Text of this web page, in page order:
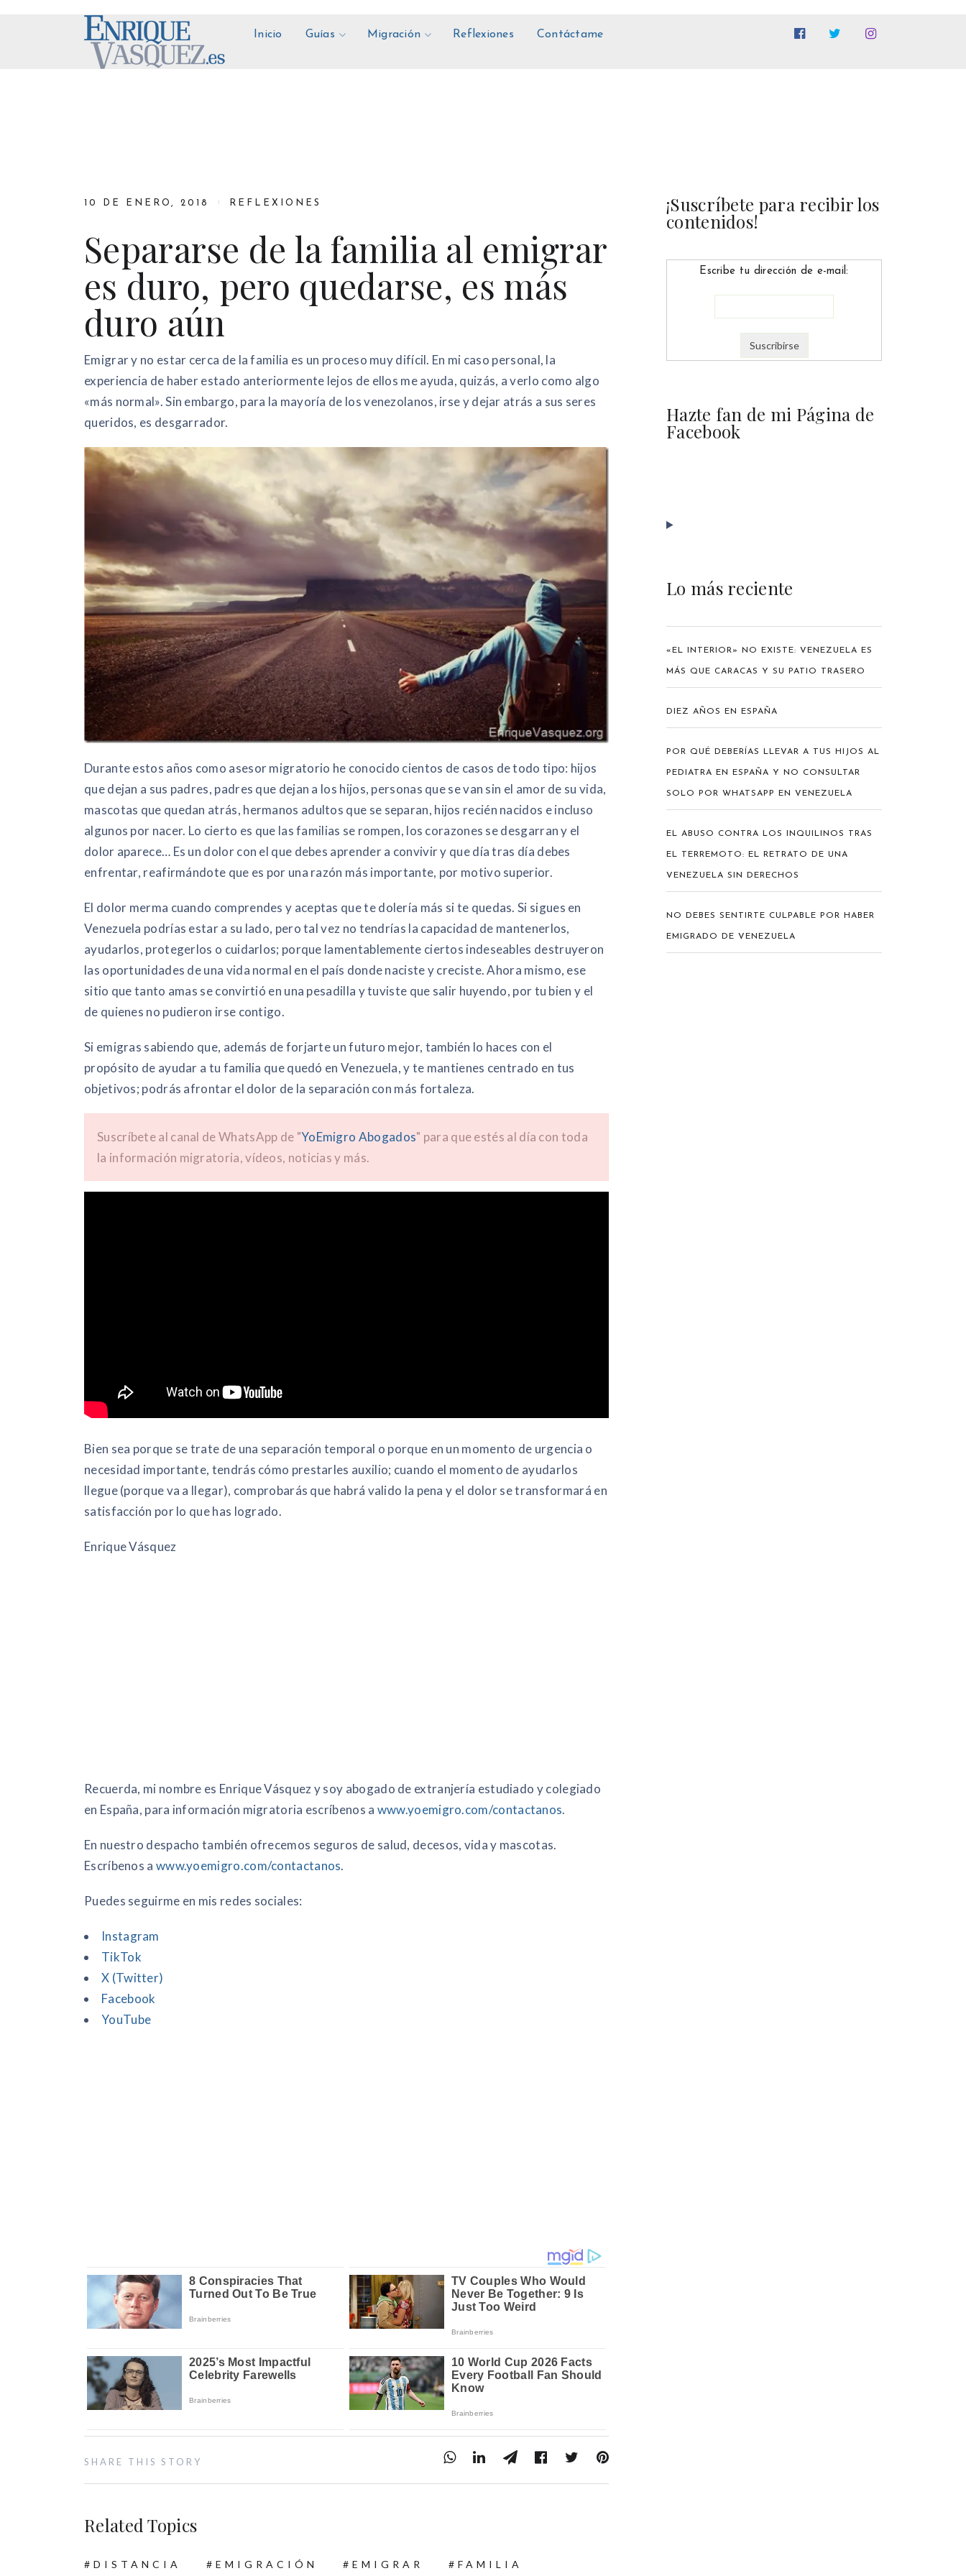
Inicio Guías Migración Reflexiones Contáctame
10 DE ENERO, 2018 REFLEXIONES
Separarse de la familia al emigrar
es duro, pero quedarse, es más
duro aún
Emigrar y no estar cerca de la familia es un proceso muy difícil. En mi caso personal, la
experiencia de haber estado anteriormente lejos de ellos me ayuda, quizás, a verlo como algo
«más normal». Sin embargo, para la mayoría de los venezolanos, irse y dejar atrás a sus seres
queridos, es desgarrador.
Durante estos años como asesor migratorio he conocido cientos de casos de todo tipo: hijos
que dejan a sus padres, padres que dejan a los hijos, personas que se van sin el amor de su vida,
mascotas que quedan atrás, hermanos adultos que se separan, hijos recién nacidos e incluso
algunos por nacer. Lo cierto es que las familias se rompen, los corazones se desgarran y el
dolor aparece… Es un dolor con el que debes aprender a convivir y que día tras día debes
enfrentar, reafirmándote que es por una razón más importante, por motivo superior.
El dolor merma cuando comprendes y aceptas que te dolería más si te quedas. Si sigues en
Venezuela podrías estar a su lado, pero tal vez no tendrías la capacidad de mantenerlos,
ayudarlos, protegerlos o cuidarlos; porque lamentablemente ciertos indeseables destruyeron
las oportunidades de una vida normal en el país donde naciste y creciste. Ahora mismo, ese
sitio que tanto amas se convirtió en una pesadilla y tuviste que salir huyendo, por tu bien y el
de quienes no pudieron irse contigo.
Si emigras sabiendo que, además de forjarte un futuro mejor, también lo haces con el
propósito de ayudar a tu familia que quedó en Venezuela, y te mantienes centrado en tus
objetivos; podrás afrontar el dolor de la separación con más fortaleza.
Suscríbete al canal de WhatsApp de "YoEmigro Abogados" para que estés al día con toda
la información migratoria, vídeos, noticias y más.
Bien sea porque se trate de una separación temporal o porque en un momento de urgencia o
necesidad importante, tendrás cómo prestarles auxilio; cuando el momento de ayudarlos
llegue (porque va a llegar), comprobarás que habrá valido la pena y el dolor se transformará en
satisfacción por lo que has logrado.
Enrique Vásquez
Recuerda, mi nombre es Enrique Vásquez y soy abogado de extranjería estudiado y colegiado
en España, para información migratoria escríbenos a www.yoemigro.com/contactanos.
En nuestro despacho también ofrecemos seguros de salud, decesos, vida y mascotas.
Escríbenos a www.yoemigro.com/contactanos.
Puedes seguirme en mis redes sociales:
Instagram
TikTok
X (Twitter)
Facebook
YouTube
SHARE THIS STORY
Related Topics
DISTANCIA EMIGRACIÓN EMIGRAR FAMILIA
¡Suscríbete para recibir los
contenidos!
Escribe tu dirección de e-mail:
Hazte fan de mi Página de
Facebook
Lo más reciente
«EL INTERIOR» NO EXISTE: VENEZUELA ES
MÁS QUE CARACAS Y SU PATIO TRASERO
DIEZ AÑOS EN ESPAÑA
POR QUÉ DEBERÍAS LLEVAR A TUS HIJOS AL
PEDIATRA EN ESPAÑA Y NO CONSULTAR
SOLO POR WHATSAPP EN VENEZUELA
EL ABUSO CONTRA LOS INQUILINOS TRAS
EL TERREMOTO: EL RETRATO DE UNA
VENEZUELA SIN DERECHOS
NO DEBES SENTIRTE CULPABLE POR HABER
EMIGRADO DE VENEZUELA